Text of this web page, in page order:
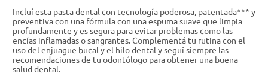
Incluí esta pasta dental con tecnología poderosa, patentada*** y
preventiva con una fórmula con una espuma suave que limpia
profundamente y es segura para evitar problemas como las
encías inflamadas o sangrantes. Complementá tu rutina con el
uso del enjuague bucal y el hilo dental y seguí siempre las
recomendaciones de tu odontólogo para obtener una buena
salud dental.